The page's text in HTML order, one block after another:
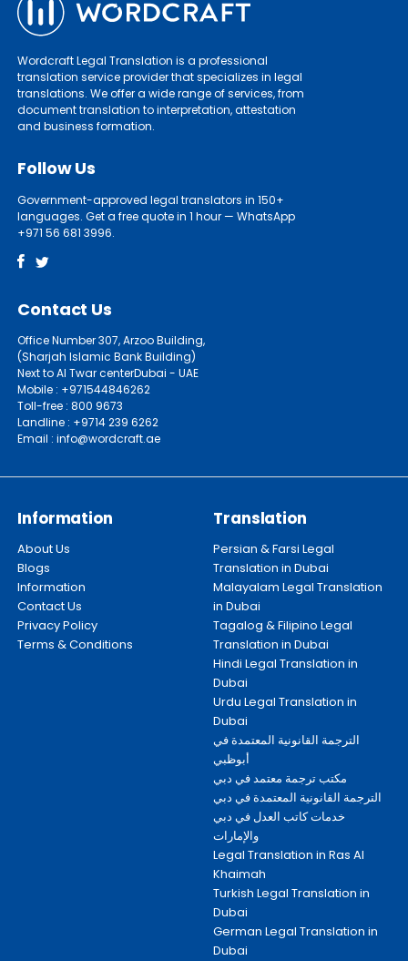
Wordcraft Legal Translation is a professional
translation service provider that specializes in legal
translations. We offer a wide range of services, from
document translation to interpretation, attestation
and business formation.
Follow Us
Government-approved legal translators in 150+
languages. Get a free quote in 1 hour — WhatsApp
+971 56 681 3996.
Contact Us
Office Number 307, Arzoo Building,
(Sharjah Islamic Bank Building)
Next to Al Twar centerDubai - UAE
Mobile : +971544846262
Toll-free : 800 9673
Landline : +9714 239 6262
Email : info@wordcraft.ae
Information
About Us
Blogs
Information
Contact Us
Privacy Policy
Terms & Conditions
Translation
Persian & Farsi Legal
Translation in Dubai
Malayalam Legal Translation
in Dubai
Tagalog & Filipino Legal
Translation in Dubai
Hindi Legal Translation in
Dubai
Urdu Legal Translation in
Dubai
الترجمة القانونية المعتمدة في
أبوظبي
مكتب ترجمة معتمد في دبي
الترجمة القانونية المعتمدة في دبي
خدمات كاتب العدل في دبي
والإمارات
Legal Translation in Ras Al
Khaimah
Turkish Legal Translation in
Dubai
German Legal Translation in
Dubai